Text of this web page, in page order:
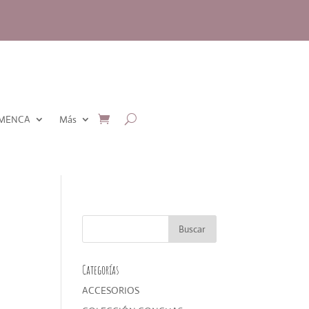
Más
Categorías
ACCESORIOS